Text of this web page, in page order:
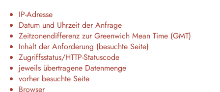
IP-Adresse
Datum und Uhrzeit der Anfrage
Zeitzonendifferenz zur Greenwich Mean Time (GMT)
Inhalt der Anforderung (besuchte Seite)
Zugriffsstatus/HTTP-Statuscode
jeweils übertragene Datenmenge
vorher besuchte Seite
Browser